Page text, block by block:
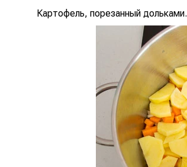
Картофель, порезанный дольками.